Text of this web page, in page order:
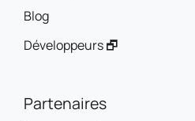
Blog
Développeurs 🗗
Partenaires